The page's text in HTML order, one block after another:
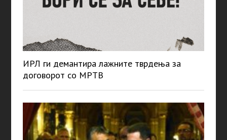
ИРЛ ги демантира лажните тврдења за
договорот со МРТВ